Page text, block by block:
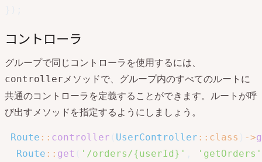
コントローラ
グループで同じコントローラを使用するには、
controllerメソッドで、グループ内のすべてのルートに
共通のコントローラを定義することができます。ルートが呼
び出すメソッドを指定するようにしましょう。
Route :: controller UserController :: class ->
Route :: get '/orders/{userId}'
'getOrders'